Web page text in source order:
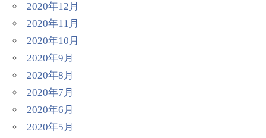
2020年12月
2020年11月
2020年10月
2020年9月
2020年8月
2020年7月
2020年6月
2020年5月